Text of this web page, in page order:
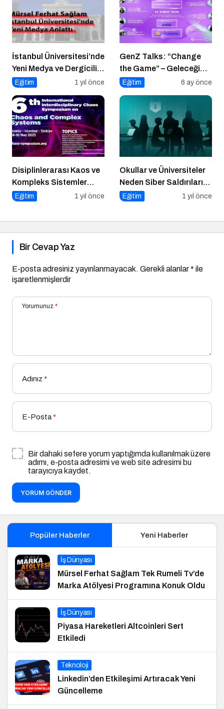
İstanbul Üniversitesi’nde
Yeni Medya ve Dergicilik
Konuşuldu
Eğitim 1 yıl önce
GenZ Talks: “Change
the Game” – Geleceği
Tasarlayanlar Sahne
Eğitim 6 ay önce
Disiplinlerarası Kaos ve
Kompleks Sistemler
Sempozyumu İçin Geri
Eğitim 1 yıl önce
Okullar ve Üniversiteler
Neden Siber Saldırıların
Hedefinde?
Eğitim 1 yıl önce
Bir Cevap Yaz
E-posta adresiniz yayınlanmayacak. Gerekli alanlar* ile
işaretlenmişlerdir
Yorumunuz *
Adınız *
E-Posta*
Bir dahaki sefere yorum yaptığımda kullanılmak üzere
adımı, e-posta adresimi ve web site adresimi bu
tarayıcıya kaydet.
YORUM GÖNDER
Popüler Haberler Yeni Haberler
İş Dünyası
Mürsel Ferhat Sağlam Tek Rumeli Tv’de
Marka Atölyesi Programına Konuk Oldu
İş Dünyası
Piyasa Hareketleri Altcoinleri Sert
Etkiledi
Teknoloji
Linkedin’den Etkileşimi Artıracak Yeni
Güncelleme